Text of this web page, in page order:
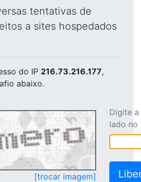
tentativas de
a sites hospedados
do IP 216.73.216.177,
abaixo.
[trocar imagem]
Digite
lado no